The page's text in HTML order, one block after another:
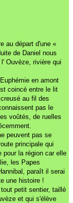
au départ d'une «
de Daniel nous
Ouvèze, rivière qui
en amont
coincé entre le lit
au fil des
pas le
voûtés, de ruelles
peuvent pas se
principale qui
pour la région car elle
les Papes
paraît il serai
une histoire !
petit sentier, taillé
et qui s'élève